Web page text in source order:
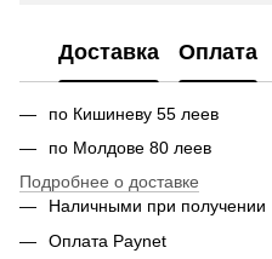
Доставка Оплата
по Кишиневу 55 леев
по Молдове 80 леев
Подробнее о доставке
Наличными при получении
Оплата Paynet